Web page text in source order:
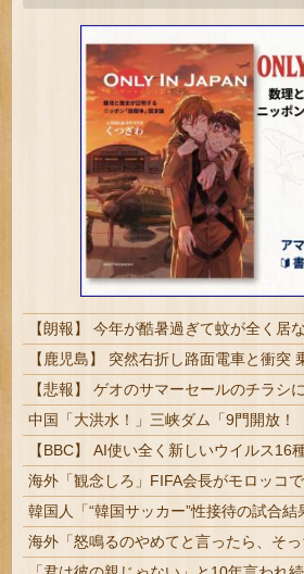
【朗報】 今年が酷暑過ぎて蚊が全く居
【悲報】 ゲオのサマーセールのチラシ